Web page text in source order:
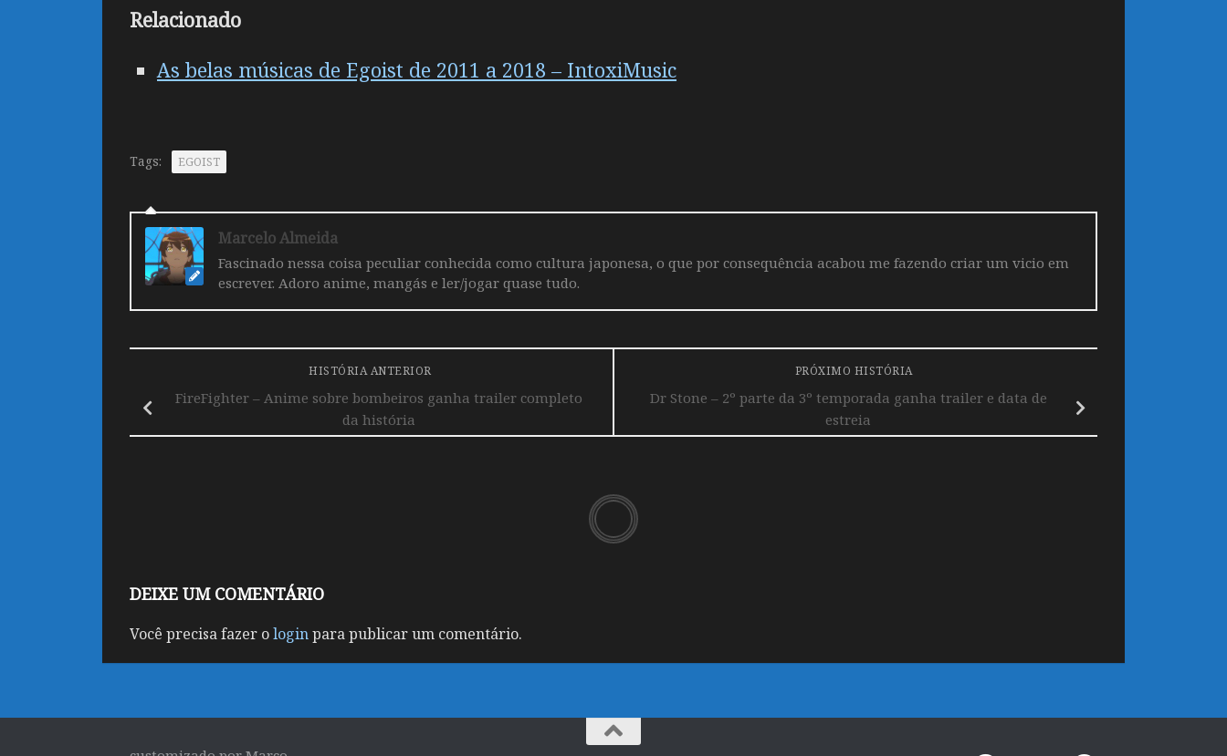
Relacionado
As belas músicas de Egoist de 2011 a 2018 – IntoxiMusic
Tags: EGOIST
Marcelo Almeida
Fascinado nessa coisa peculiar conhecida como cultura japonesa, o que por consequência acabou me fazendo criar um vicio em
escrever. Adoro anime, mangás e ler/jogar quase tudo.
PRÓXIMO HISTÓRIA
Dr Stone – 2º parte da 3º temporada ganha trailer e data de
estreia
HISTÓRIA ANTERIOR
FireFighter – Anime sobre bombeiros ganha trailer completo
da história
DEIXE UM COMENTÁRIO
Você precisa fazer ologinpara publicar um comentário.